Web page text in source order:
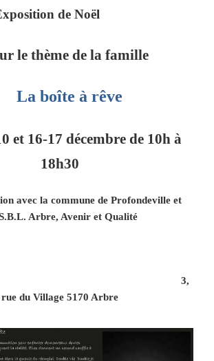
de Noël
le thème de la famille
La boîte à rêve
et 16-17 décembre de 10h à
18h30
avec la commune de Profondeville et
Arbre, Avenir et Qualité
rue du Village 5170 Arbre